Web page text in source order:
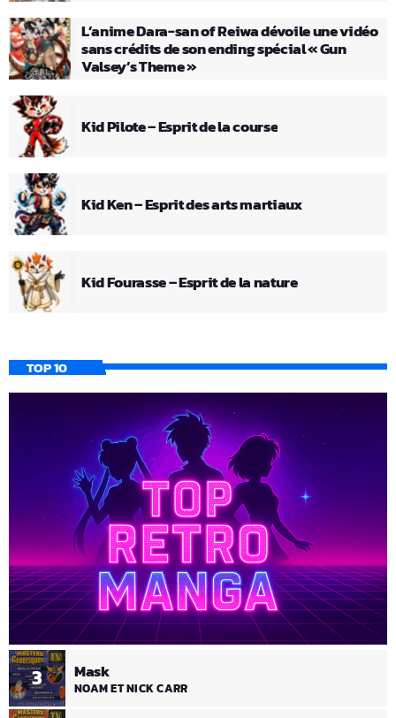
L’anime Dara-san of Reiwa dévoile une vidéo
sans crédits de son ending spécial « Gun
Valsey’s Theme »
Kid Pilote – Esprit de la course
Kid Ken – Esprit des arts martiaux
Kid Fourasse – Esprit de la nature
TOP 10
3 Mask
NOAM ET NICK CARR